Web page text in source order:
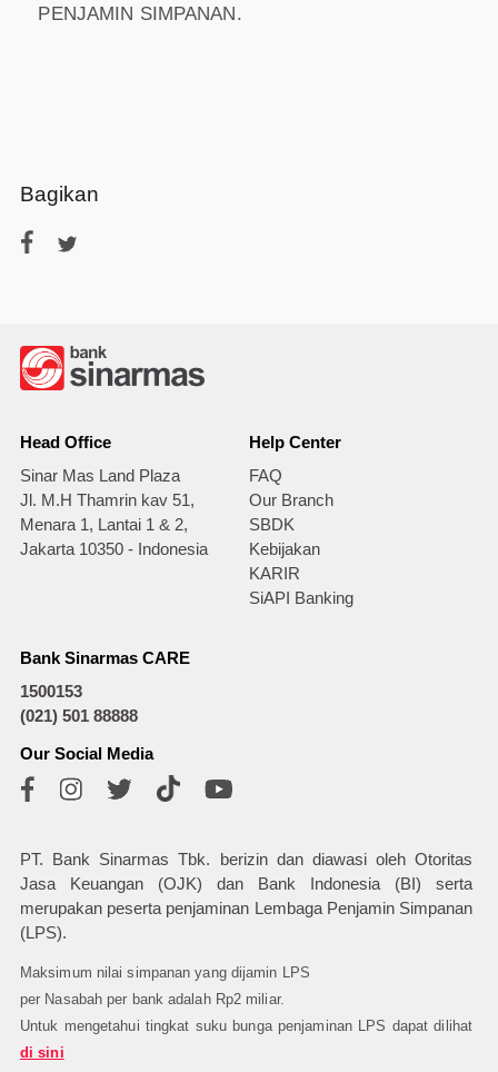
PENJAMIN SIMPANAN.
Bagikan
Head Office
Sinar Mas Land Plaza
Jl. M.H Thamrin kav 51,
Menara 1, Lantai 1 & 2,
Jakarta 10350 - Indonesia
Help Center
FAQ
Our Branch
SBDK
Kebijakan
KARIR
SiAPI Banking
Bank Sinarmas CARE
1500153
(021) 501 88888
Our Social Media
PT. Bank Sinarmas Tbk. berizin dan diawasi oleh Otoritas
Jasa Keuangan (OJK) dan Bank Indonesia (BI) serta
merupakan peserta penjaminan Lembaga Penjamin Simpanan
(LPS).
Maksimum nilai simpanan yang dijamin LPS
per Nasabah per bank adalah Rp2 miliar.
Untuk mengetahui tingkat suku bunga penjaminan LPS dapat dilihat
di sini